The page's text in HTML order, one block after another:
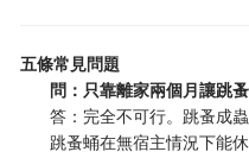
五條常見問題
問：只靠離家兩個月讓跳
答：完全不可行。跳蚤成
跳蚤蛹在無宿主情況下能